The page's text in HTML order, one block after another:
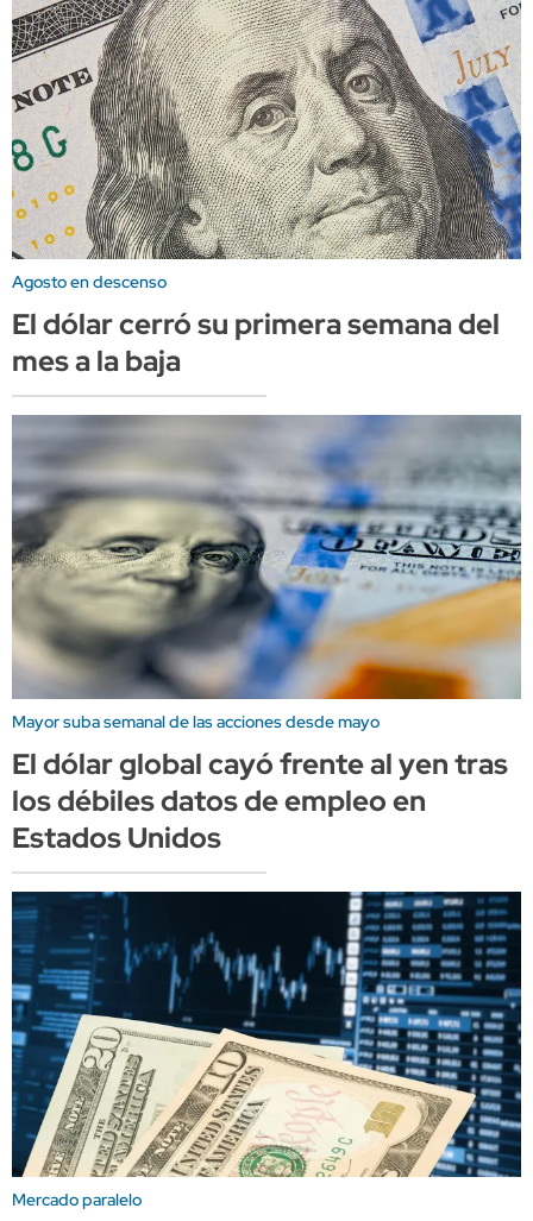
Agosto en descenso
El dólar cerró su primera semana del
mes a la baja
Mayor suba semanal de las acciones desde mayo
El dólar global cayó frente al yen tras
los débiles datos de empleo en
Estados Unidos
Mercado paralelo